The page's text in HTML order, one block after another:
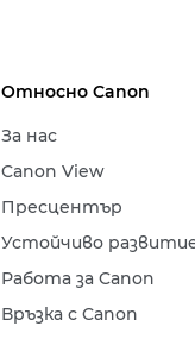
Относно Canon
За нас
Canon View
Пресцентър
Устойчиво
Работа за Canon
Връзка с Canon